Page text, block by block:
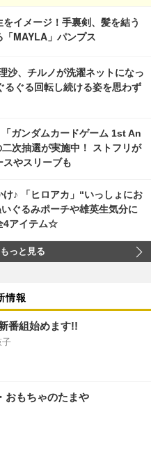
をイメージ！手裏剣、髪を結う
MAYLA」パンプス
沙、チルノが洗濯ネットになっ
ぐる回転し続ける姿を思わず
ガンダムカードゲーム 1st An
次抽選が実施中！ ストフリが
やスリーブも
♪ 「ヒロアカ」“いっしょにお
ぐるみポーチや雄英生気分に
4アイテム☆
っと見る
情報
番組始めます!!
おもちゃのたまや